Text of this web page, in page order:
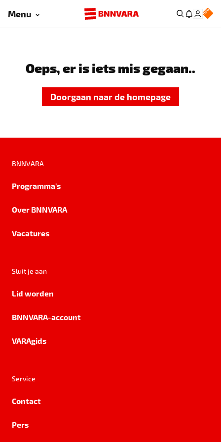
Menu
Oeps, er is iets mis gegaan..
Doorgaan naar de homepage
BNNVARA
Programma's
Over BNNVARA
Vacatures
Sluit je aan
Lid worden
BNNVARA-account
VARAgids
Service
Contact
Pers